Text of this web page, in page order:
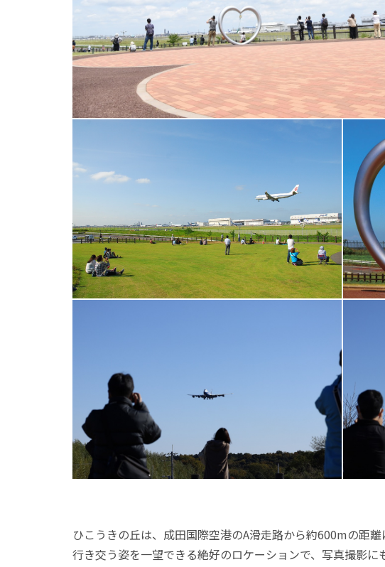
ひこうきの丘は、成田国際空港のA滑走路から約600mの距
行き交う姿を一望できる絶好のロケーションで、写真撮影